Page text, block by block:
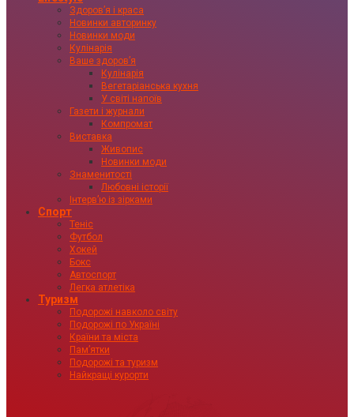
Здоровʼя і краса
Новинки авторинку
Новинки моди
Кулінарія
Ваше здоровʼя
Кулінарія
Вегетаріанська кухня
У світі напоїв
Газети і журнали
Компромат
Виставка
Живопис
Новинки моди
Знаменитості
Любовні історії
Інтервʼю із зірками
Спорт
Теніс
Футбол
Хокей
Бокс
Автоспорт
Легка атлетіка
Туризм
Подорожі навколо світу
Подорожі по Україні
Країни та міста
Пам’ятки
Подорожі та туризм
Найкращі курорти